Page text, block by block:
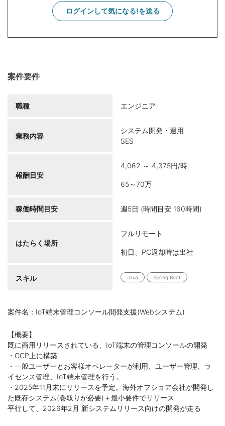
ログインして気になる!を送る
案件要件
職種 エンジニア
業務内容
システム開発・運用
SES
報酬目安
4,062 ～ 4,375円/時
65～70万
稼働時間目安 週5日 (時間目安 160時間)
はたらく場所
フルリモート
初日、PC返却時は出社
スキル Java Spring Boot
案件名：IoT端末管理コンソール開発支援(Webシステム)
【概要】
既に商用リリースされている、IoT端末の管理コンソールの開発
・GCP上に構築
・一般ユーザーとお客様オペレーターが利用、ユーザー管理、ラ
イセンス管理、IoT端末管理を行う。
・2025年11月末にリリースを予定。海外オフショア会社が開発し
た既存システム(巻取りが必要)＋最小要件でリリース
平行して、2026年2月 新システムリリース向けの開発が走る